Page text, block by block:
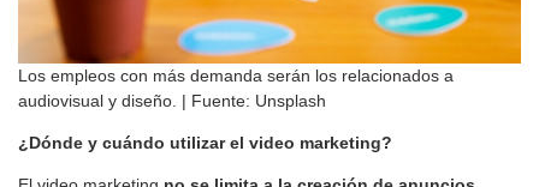
Los empleos con más demanda serán los relacionados a
audiovisual y diseño. | Fuente: Unsplash
¿Dónde y cuándo utilizar el video marketing?